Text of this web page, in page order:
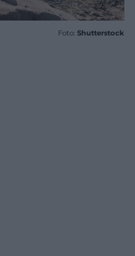
Foto: Shutterstock